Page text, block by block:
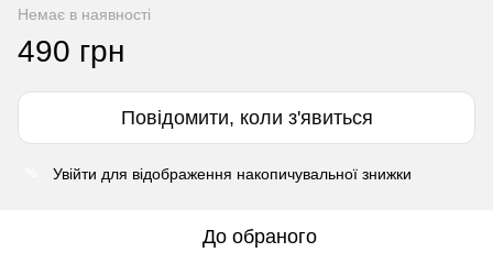
Немає в наявності
490 грн
Повідомити, коли з'явиться
Увійти для відображення накопичувальної знижки
До обраного